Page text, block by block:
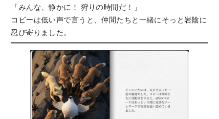
「みんな、静かに！ 狩りの時間だ！」
コビーは低い声で言うと、仲間たちと一緒にそっと岩陰に
忍び寄りました。